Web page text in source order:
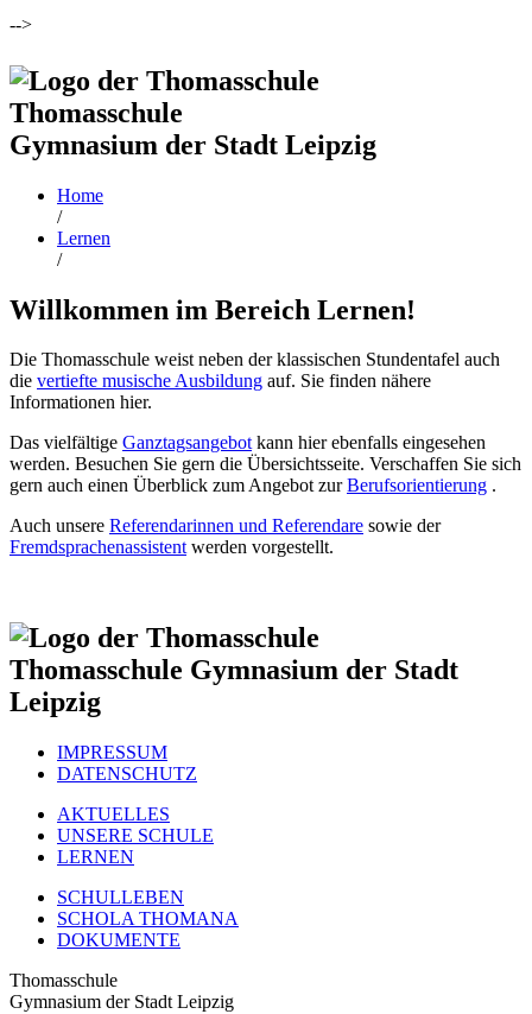
-->
Thomasschule
Gymnasium der Stadt Leipzig
Home
/
Lernen
/
Willkommen im Bereich Lernen!
Die Thomasschule weist neben der klassischen Stundentafel auch
die vertiefte musische Ausbildung auf. Sie finden nähere
Informationen hier.
Das vielfältige Ganztagsangebotkann hier ebenfalls eingesehen
werden. Besuchen Sie gern die Übersichtsseite. Verschaffen Sie sich
gern auch einen Überblick zum Angebot zurBerufsorientierung .
Auch unsere Referendarinnen und Referendare sowie der
Fremdsprachenassistentwerden vorgestellt.
Thomasschule Gymnasium der Stadt
Leipzig
IMPRESSUM
DATENSCHUTZ
AKTUELLES
UNSERE SCHULE
LERNEN
SCHULLEBEN
SCHOLA THOMANA
DOKUMENTE
Thomasschule
Gymnasium der Stadt Leipzig